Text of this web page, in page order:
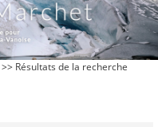
>> Résultats de la recherche